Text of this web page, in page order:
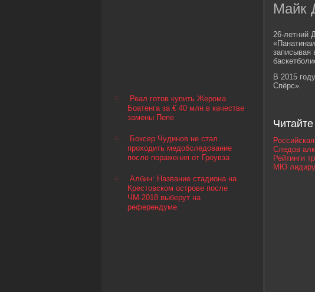
Реал готов купить Жерома
Боатенга за € 40 млн в качестве
замены Пепе
Боксер Чудинов не стал
проходить медобследование
после поражения от Гроувза
Албин: Название стадиона на
Крестовском острове после
ЧМ-2018 выберут на
референдуме
Майк
26-летний
записывая
В 2015
Спёрс».
Следов
Рейтинги
МЮ